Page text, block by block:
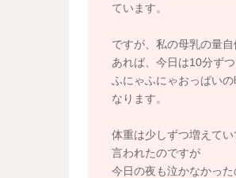
ています。
ですが、私の母乳の量
あれば、今日は10分ず
ふにゃふにゃおっぱい
なります。
体重は少しずつ増えて
言われたのですが
今日の夜も泣かなかっ